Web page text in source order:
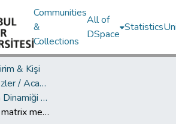
Communities
&
Collections
All of
DSpace
Statistics
& Kişi
Akademik Merkezler / Academic Centers
BeyinMer / Beyin Dinamiği Araştırma Merkezi
Plasma levels of matrix metalloproteinases-2,-9 and tissue inhibitors of metalloproteinases-1,-2 in Alzheimer's disease